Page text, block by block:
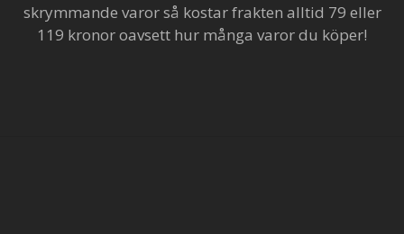
skrymmande varor så kostar frakten alltid 79 eller
119 kronor oavsett hur många varor du köper!